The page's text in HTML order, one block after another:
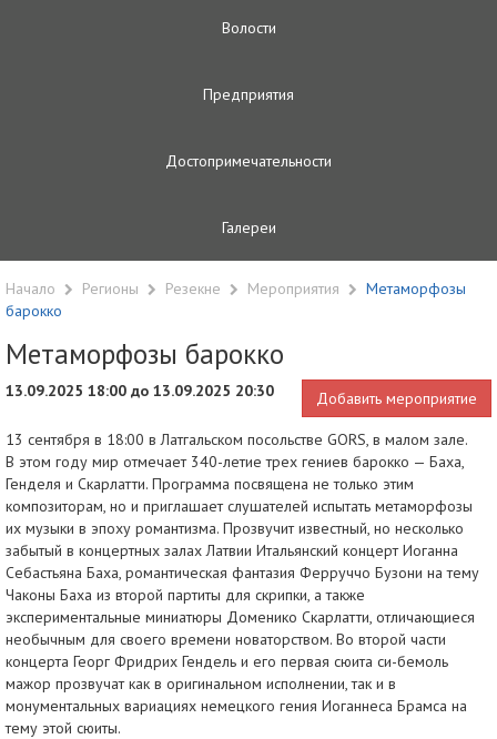
Волости
Предприятия
Достопримечательности
Галереи
Начало Регионы Резекне Мероприятия
Метаморфозы
барокко
Метаморфозы барокко
13.09.2025 18:00 до 13.09.2025 20:30 Добавить мероприятие
13 сентября в 18:00 в Латгальском посольстве GORS, в малом зале.
В этом году мир отмечает 340-летие трех гениев барокко — Баха,
Генделя и Скарлатти. Программа посвящена не только этим
композиторам, но и приглашает слушателей испытать метаморфозы
их музыки в эпоху романтизма. Прозвучит известный, но несколько
забытый в концертных залах Латвии Итальянский концерт Иоганна
Себастьяна Баха, романтическая фантазия Ферруччо Бузони на тему
Чаконы Баха из второй партиты для скрипки, а также
экспериментальные миниатюры Доменико Скарлатти, отличающиеся
необычным для своего времени новаторством. Во второй части
концерта Георг Фридрих Гендель и его первая сюита си-бемоль
мажор прозвучат как в оригинальном исполнении, так и в
монументальных вариациях немецкого гения Иоганнеса Брамса на
тему этой сюиты.